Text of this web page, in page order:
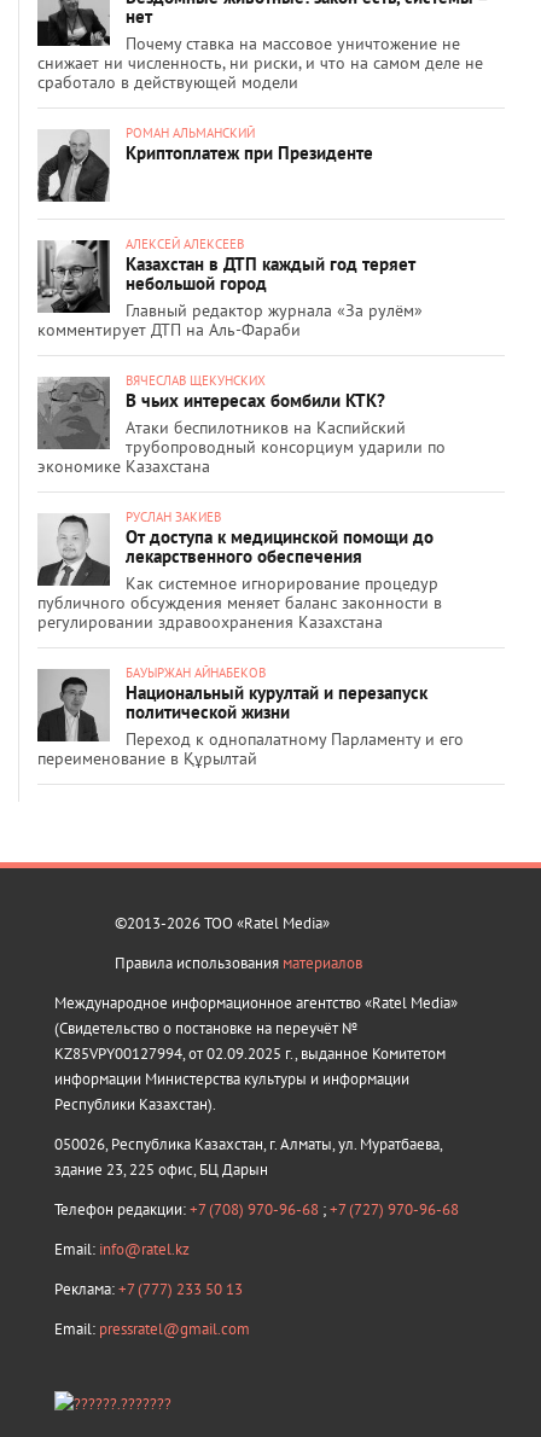
нет
Почему ставка на массовое уничтожение не
снижает ни численность, ни риски, и что на самом деле не
сработало в действующей модели
РОМАН АЛЬМАНСКИЙ
Криптоплатеж при Президенте
АЛЕКСЕЙ АЛЕКСЕЕВ
Казахстан в ДТП каждый год теряет
небольшой город
Главный редактор журнала «За рулём»
комментирует ДТП на Аль-Фараби
ВЯЧЕСЛАВ ЩЕКУНСКИХ
В чьих интересах бомбили КТК?
Атаки беспилотников на Каспийский
трубопроводный консорциум ударили по
экономике Казахстана
РУСЛАН ЗАКИЕВ
От доступа к медицинской помощи до
лекарственного обеспечения
Как системное игнорирование процедур
публичного обсуждения меняет баланс законности в
регулировании здравоохранения Казахстана
БАУЫРЖАН АЙНАБЕКОВ
Национальный курултай и перезапуск
политической жизни
Переход к однопалатному Парламенту и его
переименование в Құрылтай
©2013-2026 ТОО «Ratel Media»
Правила использования материалов
Международное информационное агентство «Ratel Media»
(Свидетельство о постановке на переучёт №
KZ85VPY00127994, от 02.09.2025 г., выданное Комитетом
информации Министерства культуры и информации
Республики Казахстан).
050026, Республика Казахстан, г. Алматы, ул. Муратбаева,
здание 23, 225 офис, БЦ Дарын
Телефон редакции:+7 (708) 970-96-68 ;+7 (727) 970-96-68
Email: info@ratel.kz
Реклама:+7 (777) 233 50 13
Email: pressratel@gmail.com